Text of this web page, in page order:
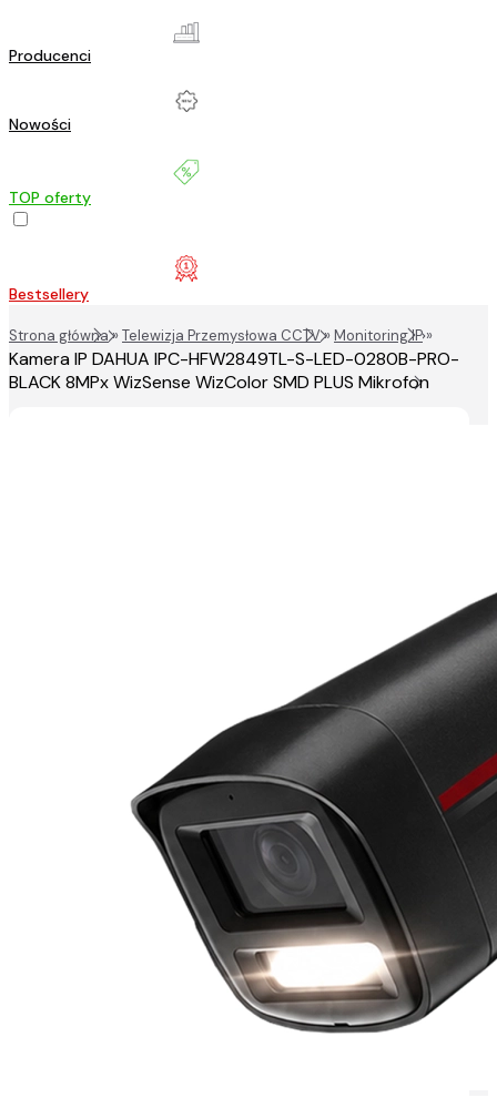
Producenci
Nowości
TOP oferty
Bestsellery
Strona główna»Telewizja Przemysłowa CCTV»Monitoring IP»
Kamera IP DAHUA IPC-HFW2849TL-S-LED-0280B-PRO-
BLACK 8MPx WizSense WizColor SMD PLUS Mikrofon